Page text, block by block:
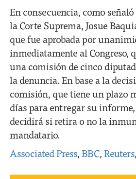
En consecuencia, como
la Corte Suprema, Josue
que fue aprobada por
inmediatamente al Congreso,
una comisión de cinco
la denuncia. En base a la
comisión, que tiene un plazo
días para entregar su informe,
decidirá si retira o no la
mandatario.
Associated Press, BBC, Reuters,